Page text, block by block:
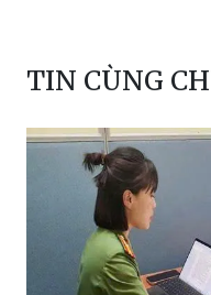
TIN CÙNG